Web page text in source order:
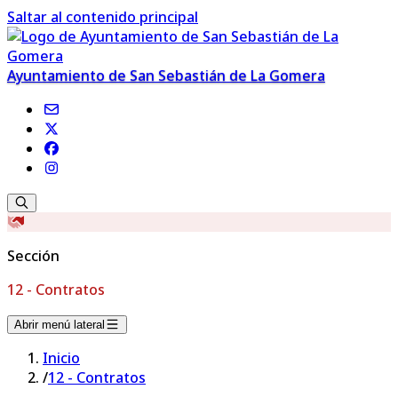
Saltar al contenido principal
Ayuntamiento de San Sebastián de La Gomera
Sección
12 - Contratos
Abrir menú lateral
Inicio
/12 - Contratos